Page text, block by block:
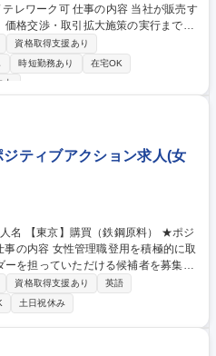
内容 当社が販売す
格交渉・取引拡大施策の実行まで幅
品に加え、今後はレンタルサービス
定です。 多様な商品に関わ
いくおもしろさがあります。 【業務
定例会議） ■販売品目や調達先の数
大施策立案と実行 ■商品販売・新規
ワーク可
資格取得支援あり
時短勤務あり
在宅OK
ジティブアクション求人(女
を担っていただける候補者を募集し
スクラップ、合金鉄など）の調達業
先の管理などの業務を担当いただき
原料を買い付け、購買後は輸送船舶
に届けるまで一貫して担当いただき
資格取得支援あり
英語
土日祝休み